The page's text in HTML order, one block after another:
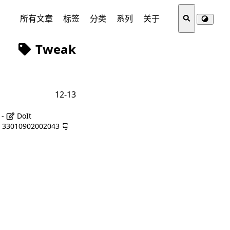
所有文章 标签 分类 系列 关于
Tweak
12-13
DoIt
号